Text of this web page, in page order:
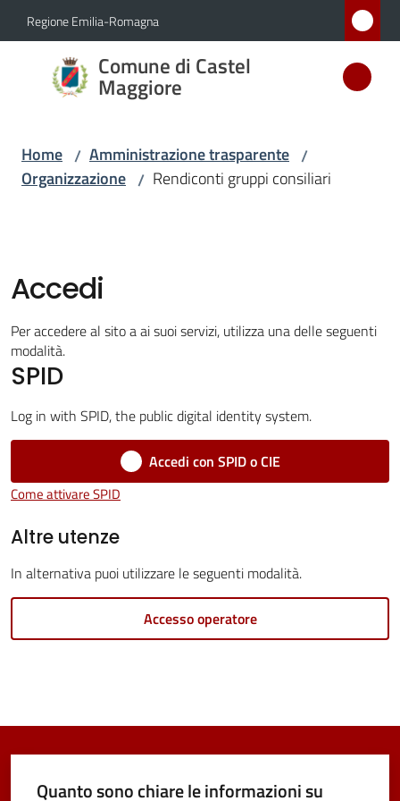
Vai al contenuto
Vai alla navigazione
Vai al footer
Regione Emilia-Romagna
Comune di Castel
Maggiore
Comune
di Castel
D'ARGENTO
AL MERITO
Amministrazione
Menu selezionato
Novità
Servizi
Maggiore
Amministrazione
Menu selezionato
argomenti...
Home / Amministrazione trasparente /
Organizzazione / Rendiconti gruppi consiliari
Accedi
Per accedere al sito a ai suoi servizi, utilizza una delle seguenti
modalità.
SPID
Log in with SPID, the public digital identity system.
Accedi con SPID o CIE
Come attivare SPID
Altre utenze
In alternativa puoi utilizzare le seguenti modalità.
Accesso operatore
Quanto sono chiare le informazioni su